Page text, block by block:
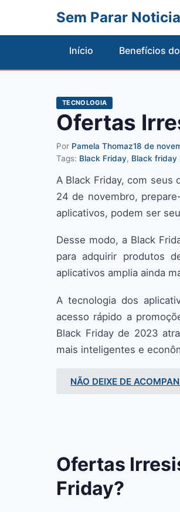
Sem Parar
Início Benefícios
TECNOLOGIA
Ofertas
Por Pamela Thomaz18 de
Tags: Black Friday, Black friday
A Black Friday, com seus
24 de novembro,
aplicativos, podem ser
Desse modo, a Black
para adquirir produtos
aplicativos amplia ainda
A tecnologia dos
acesso rápido a
Black Friday de 2023
mais inteligentes e
NÃO DEIXE DE
Ofertas
Friday?